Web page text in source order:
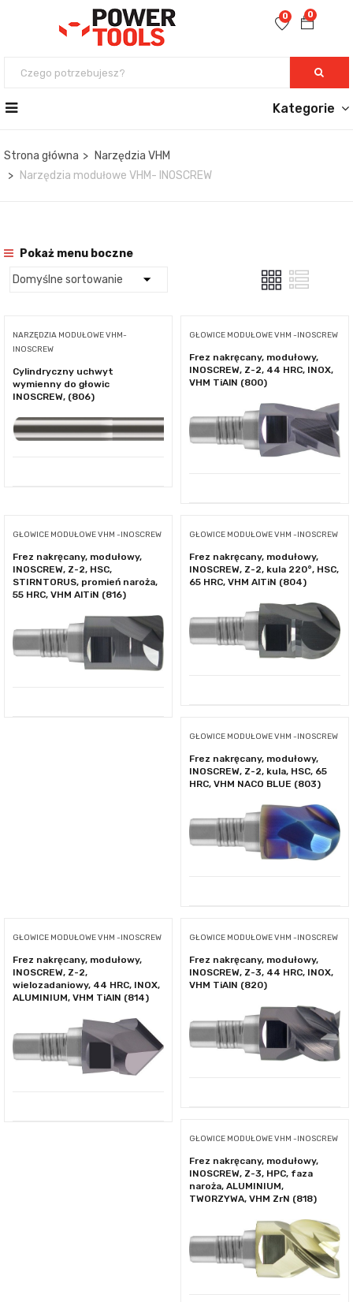
0
0
Kategorie
Strona główna
Narzędzia VHM
Narzędzia modułowe VHM- INOSCREW
Pokaż menu boczne
NARZĘDZIA MODUŁOWE VHM-
INOSCREW
Cylindryczny uchwyt
wymienny do głowic
INOSCREW, (806)
GŁOWICE MODUŁOWE VHM -INOSCREW
Frez nakręcany, modułowy,
INOSCREW, Z-2, 44 HRC, INOX,
VHM TiAlN (800)
GŁOWICE MODUŁOWE VHM -INOSCREW
Frez nakręcany, modułowy,
INOSCREW, Z-2, HSC,
STIRNTORUS, promień naroża,
55 HRC, VHM AlTiN (816)
GŁOWICE MODUŁOWE VHM -INOSCREW
Frez nakręcany, modułowy,
INOSCREW, Z-2, kula 220°, HSC,
65 HRC, VHM AlTiN (804)
GŁOWICE MODUŁOWE VHM -INOSCREW
Frez nakręcany, modułowy,
INOSCREW, Z-2, kula, HSC, 65
HRC, VHM NACO BLUE (803)
GŁOWICE MODUŁOWE VHM -INOSCREW
Frez nakręcany, modułowy,
INOSCREW, Z-2,
wielozadaniowy, 44 HRC, INOX,
ALUMINIUM, VHM TiAlN (814)
GŁOWICE MODUŁOWE VHM -INOSCREW
Frez nakręcany, modułowy,
INOSCREW, Z-3, 44 HRC, INOX,
VHM TiAlN (820)
GŁOWICE MODUŁOWE VHM -INOSCREW
Frez nakręcany, modułowy,
INOSCREW, Z-3, HPC, faza
naroża, ALUMINIUM,
TWORZYWA, VHM ZrN (818)